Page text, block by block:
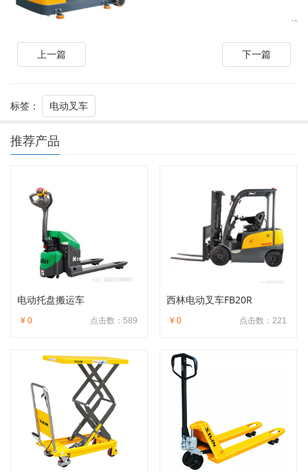
上一篇 下一篇
标签： 电动叉车
推荐产品
电动托盘搬运车
点击数：589
¥ 0
西林电动叉车FB20R
点击数：221
¥ 0